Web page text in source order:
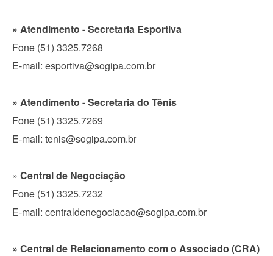
» Atendimento - Secretaria Esportiva
Fone (51) 3325.7268
E-mail: esportiva@sogipa.com.br
» Atendimento - Secretaria do Tênis
Fone (51) 3325.7269
E-mail: tenis@sogipa.com.br
» Central de Negociação
Fone (51) 3325.7232
E-mail: centraldenegociacao@sogipa.com.br
» Central de Relacionamento com o Associado (CRA)